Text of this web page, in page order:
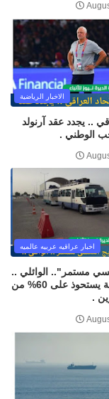
الاخبار الرياضية
.. يجدد عقد آرنولد
الوطني .
اخبار عراقيه عربيه عالميه
مستمر".. الوائلي ..
منفذ زرباطية يستحوذ على 60% من
.